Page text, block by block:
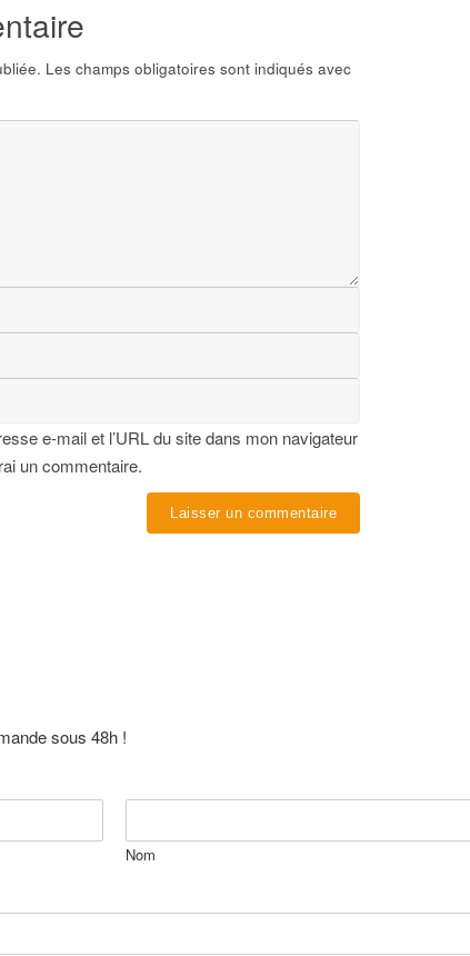
Les champs obligatoires sont indiqués avec
e-mail et l’URL du site dans mon navigateur
un commentaire.
sous 48h !
Nom